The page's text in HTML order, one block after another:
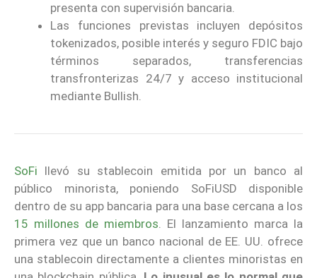
presenta con supervisión bancaria.
Las funciones previstas incluyen depósitos
tokenizados, posible interés y seguro FDIC bajo
términos separados, transferencias
transfronterizas 24/7 y acceso institucional
mediante Bullish.
SoFi llevó su stablecoin emitida por un banco al
público minorista, poniendo SoFiUSD disponible
dentro de su app bancaria para una base cercana a los
15 millones de miembros. El lanzamiento marca la
primera vez que un banco nacional de EE. UU. ofrece
una stablecoin directamente a clientes minoristas en